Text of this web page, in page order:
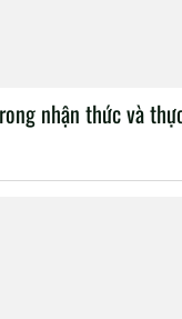
nhận thức và